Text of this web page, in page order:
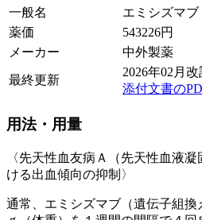
一般名
エミシズマ
薬価
543226円
メーカー
中外製薬
最終更新
2026年02月
添付文書の
用法・用量
〈先天性血友病Ａ（先天性血液
ける出血傾向の抑制〉
通常、エミシズマブ（遺伝子組換